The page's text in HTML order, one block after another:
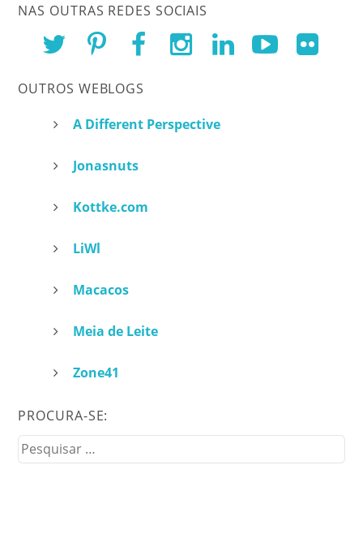
NAS OUTRAS REDES SOCIAIS
OUTROS WEBLOGS
A Different Perspective
Jonasnuts
Kottke.com
LiWl
Macacos
Meia de Leite
Zone41
PROCURA-SE:
Pesquisar
por: